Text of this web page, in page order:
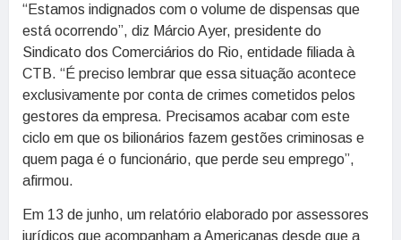
“Estamos indignados com o volume de dispensas que
está ocorrendo”, diz Márcio Ayer, presidente do
Sindicato dos Comerciários do Rio, entidade filiada à
CTB. “É preciso lembrar que essa situação acontece
exclusivamente por conta de crimes cometidos pelos
gestores da empresa. Precisamos acabar com este
ciclo em que os bilionários fazem gestões criminosas e
quem paga é o funcionário, que perde seu emprego”,
afirmou.
Em 13 de junho, um relatório elaborado por assessores
jurídicos que acompanham a Americanas desde que a